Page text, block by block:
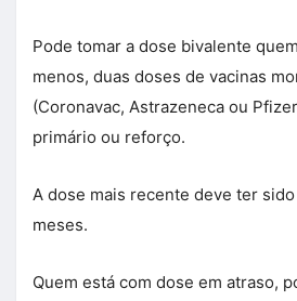
Pode tomar a dose bivalente
menos, duas doses de vacinas
(Coronavac, Astrazeneca ou
primário ou reforço.
A dose mais recente deve ter
meses.
Quem está com dose em atraso,